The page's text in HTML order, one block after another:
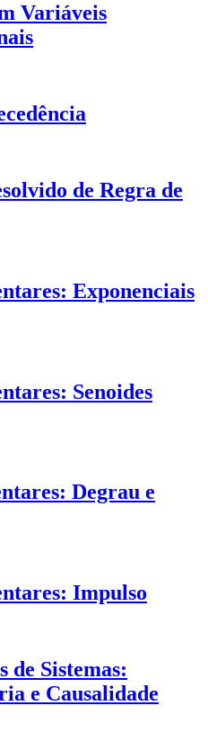
Variáveis
de Regra de
Exponenciais
Senoides
Degrau e
Impulso
de Sistemas:
e Causalidade